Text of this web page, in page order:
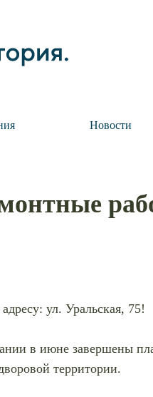
Новости
ул. Уральская, 75!
в июне завершены
территории.